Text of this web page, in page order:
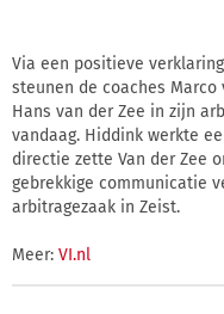
Via een positieve
steunen de coaches Marco
Hans van der Zee in zijn
vandaag. Hiddink werkte
directie zette Van der Zee
gebrekkige communicatie
arbitragezaak in Zeist.
Meer: VI.nl